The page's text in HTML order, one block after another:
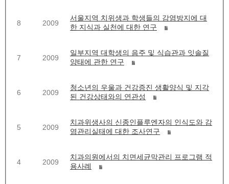
8 2009
서울지역 치위생과 학생들의 감염방지에 대
한 지식과 실천에 대한 연구
7 2009
일부지역 대학생의 음주 및 식습관과 잇솔질
양태에 관한 연구
6 2009
청소년의 우울과 건강증진 생활양식 및 지각
된 건강상태와의 연관성
5 2009
치과위생사의 신종인플루엔자의 인식도와 감
염관리실태에 대한 조사연구
4 2009
치과의원에서의 치면세균막관리 프로그램 적
용사례